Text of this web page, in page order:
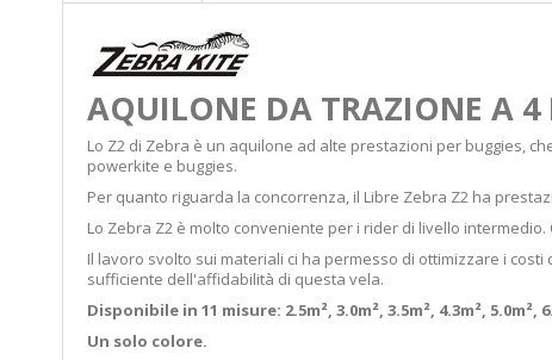
AQUILONE DA TRAZIONE A 4
Lo Z2 di Zebra è un aquilone ad alte prestazioni per buggies,
powerkite e buggies.
Per quanto riguarda la concorrenza, il Libre Zebra Z2 ha
Lo Zebra Z2 è molto conveniente per i rider di livello
Il lavoro svolto sui materiali ci ha permesso di ottimizzare i
sufficiente dell'affidabilità di questa vela.
Disponibile in 11 misure: 2.5m², 3.0m², 3.5m², 4.3m², 5.0m²,
Un solo colore.